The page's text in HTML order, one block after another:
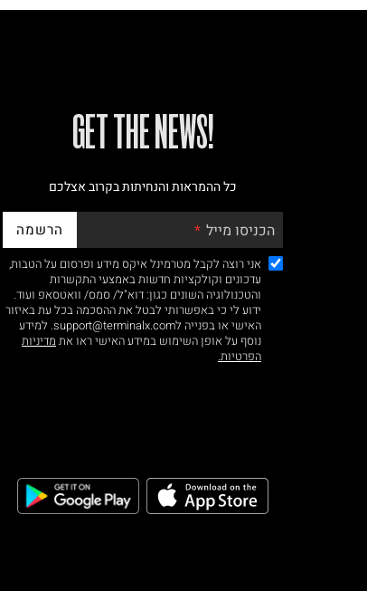
!GET THE NEWS
כל ההמראות והנחיתות בקרוב אצלכם
הכניסו מייל הרשמה
אני רוצה לקבל מטרמינל איקס מידע ופרסום על הטבות,
עדכונים וקולקציות חדשות באמצעי התקשרות
והטכנולוגיה השונים כגון: דוא"ל/ סמס/ וואטסאפ ועוד.
ידוע לי כי באפשרותי לבטל את ההסכמה בכל עת באיזור
האישי או בפנייה לsupport@terminalx.com. למידע
נוסף על אופן השימוש במידע האישי ראו את מדיניות
הפרטיות.